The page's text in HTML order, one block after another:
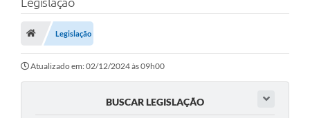
Legislação
Atualizado em: 02/12/2024 às 09h00
BUSCAR LEGISLAÇÃO